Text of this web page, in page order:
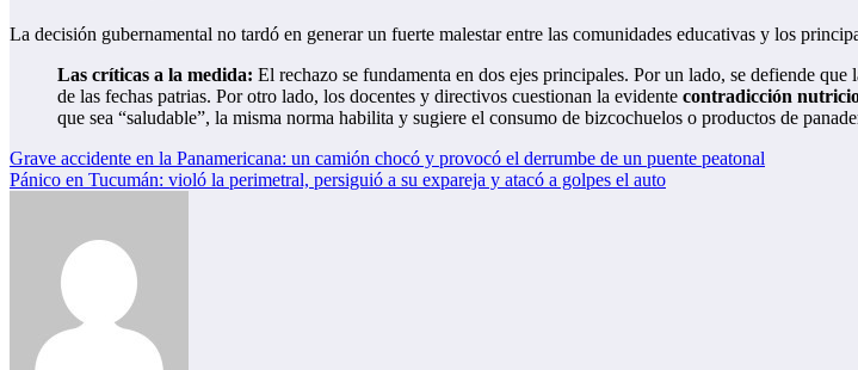
La decisión gubernamental no tardó en generar un fuerte malestar entre las comunidades educativas y los
Las críticas a la medida: El rechazo se fundamenta en dos ejes principales. Por un lado, se defiende
de las fechas patrias. Por otro lado, los docentes y directivos cuestionan la evidente contradicción
que sea “saludable”, la misma norma habilita y sugiere el consumo de bizcochuelos o productos de
Navegación
de
Grave accidente en la Panamericana: un camión chocó y provocó el derrumbe de un puente peatonal
Pánico en Tucumán: violó la perimetral, persiguió a su expareja y atacó a golpes el auto